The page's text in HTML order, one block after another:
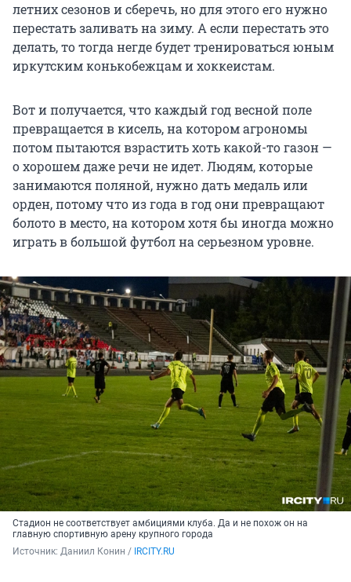
летних сезонов и сберечь, но для этого его нужно
перестать заливать на зиму. А если перестать это
делать, то тогда негде будет тренироваться юным
иркутским конькобежцам и хоккеистам.
Вот и получается, что каждый год весной поле
превращается в кисель, на котором агрономы
потом пытаются взрастить хоть какой-то газон —
о хорошем даже речи не идет. Людям, которые
занимаются поляной, нужно дать медаль или
орден, потому что из года в год они превращают
болото в место, на котором хотя бы иногда можно
играть в большой футбол на серьезном уровне.
Стадион не соответствует амбициями клуба. Да и не похож он на
главную спортивную арену крупного города
Источник: Даниил Конин / IRCITY.RU